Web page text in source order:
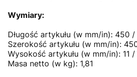
Wymiary:
Długość artykułu (w mm/in): 450 /
Szerokość artykułu (w mm/in):
Wysokość artykułu (w mm/in): 11
Masa netto (w kg): 1,81